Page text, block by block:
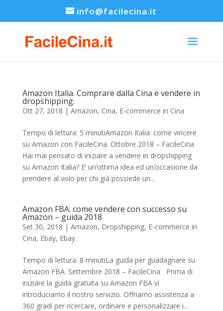
info@facilecina.it
Amazon Italia. Comprare dalla Cina e vendere in
dropshipping.
Ott 27, 2018 | Amazon, Cina, E-commerce in Cina
Tempo di lettura: 5 minutiAmazon Italia: come vincere
su Amazon con FacileCina. Ottobre 2018 – FacileCina
Hai mai pensato di iniziare a vendere in dropshipping
su Amazon Italia? E’ un’ottima idea ed un’occasione da
prendere al volo per chi già possiede un...
Amazon FBA: come vendere con successo su
Amazon – guida 2018
Set 30, 2018 | Amazon, Dropshipping, E-commerce in
Cina, Ebay, Ebay
Tempo di lettura: 8 minutiLa guida per guadagnare su
Amazon FBA. Settembre 2018 – FacileCina Prima di
iniziare la guida gratuita su Amazon FBA vi
introduciamo il nostro servizio. Offriamo assistenza a
360 gradi per ricercare, ordinare e personalizzare i...